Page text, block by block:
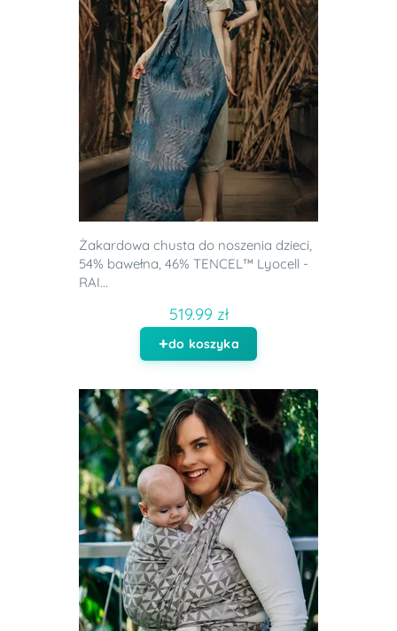
Żakardowa chusta do noszenia dzieci,
54% bawełna, 46% TENCEL™ Lyocell -
RAI...
519.99 zł
do koszyka